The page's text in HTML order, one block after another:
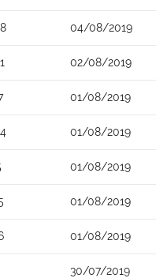
04/08/2019
02/08/2019
01/08/2019
01/08/2019
01/08/2019
01/08/2019
01/08/2019
30/07/2019